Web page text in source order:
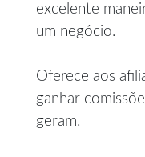
excelente
um negócio.
Oferece aos
ganhar
geram.